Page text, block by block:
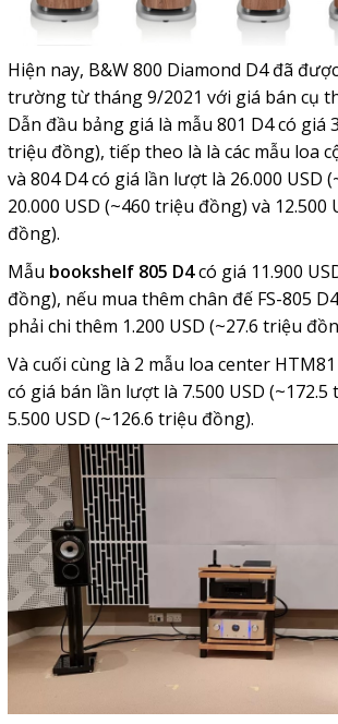
Hiện nay, B&W 800 Diamond D4 đã
trường từ tháng 9/2021 với giá bán cụ
Dẫn đầu bảng giá là mẫu 801 D4 có giá
triệu đồng), tiếp theo là là các mẫu loa
và 804 D4 có giá lần lượt là 26.000 USD
20.000 USD (~460 triệu đồng) và 12.500
đồng).
Mẫu bookshelf805 D4có giá 11.900
đồng), nếu mua thêm chân đế FS-805
phải chi thêm 1.200 USD (~27.6 triệu
Và cuối cùng là 2 mẫu loa center
có giá bán lần lượt là 7.500 USD
5.500 USD (~126.6 triệu đồng).